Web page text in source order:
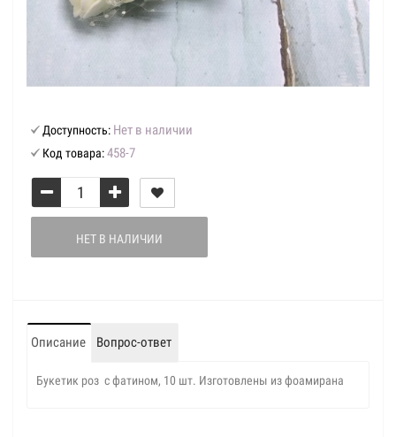
Доступность: Нет в наличии
Код товара:458-7
НЕТ В НАЛИЧИИ
Описание Вопрос-ответ
Букетик роз с фатином, 10 шт. Изготовлены из фоамирана